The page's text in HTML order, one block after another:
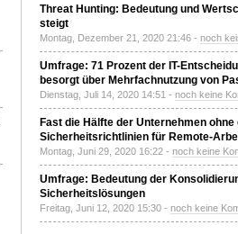
Threat Hunting: Bedeutung und
steigt
Montag, Dezember 21, 2020 21:46 - noch
Umfrage: 71 Prozent der IT-
besorgt über Mehrfachnutzung von
Dienstag, Juli 14, 2020 14:51 - noch keine
Fast die Hälfte der Unternehmen ohne
Sicherheitsrichtlinien für Remote-
Montag, Juni 29, 2020 16:22 - noch keine
Umfrage: Bedeutung der
Sicherheitslösungen
Freitag, Juni 12, 2020 15:30 - noch keine